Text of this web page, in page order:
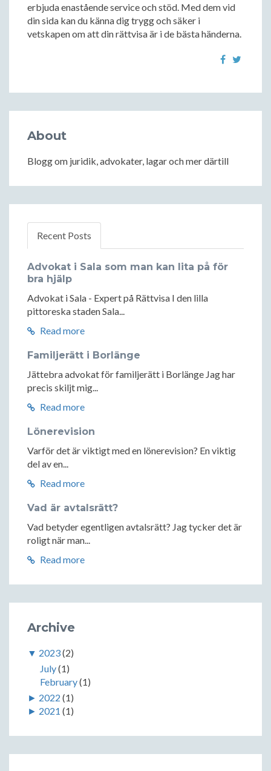
erbjuda enastående service och stöd. Med dem vid
din sida kan du känna dig trygg och säker i
vetskapen om att din rättvisa är i de bästa händerna.
About
Blogg om juridik, advokater, lagar och mer därtill
Recent Posts
Advokat i Sala som man kan lita på för
bra hjälp
Advokat i Sala - Expert på Rättvisa I den lilla
pittoreska staden Sala...
Read more
Familjerätt i Borlänge
Jättebra advokat för familjerätt i Borlänge Jag har
precis skiljt mig...
Read more
Lönerevision
Varför det är viktigt med en lönerevision? En viktig
del av en...
Read more
Vad är avtalsrätt?
Vad betyder egentligen avtalsrätt? Jag tycker det är
roligt när man...
Read more
Archive
▼ 2023(2)
July(1)
February(1)
► 2022 (1)
► 2021 (1)